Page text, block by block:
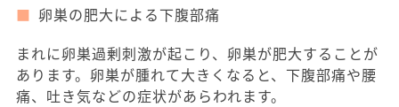
卵巣の肥大による下腹部痛
まれに卵巣過剰刺激が起こり、卵巣が肥大することが
あります。卵巣が腫れて大きくなると、下腹部痛や腰
痛、吐き気などの症状があらわれます。